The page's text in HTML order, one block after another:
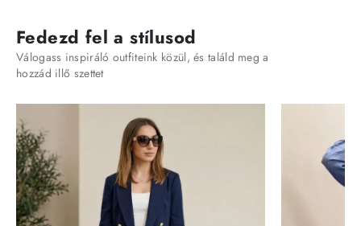
Fedezd fel a stílusod
Válogass inspiráló outfiteink közül, és találd meg a
hozzád illő szettet